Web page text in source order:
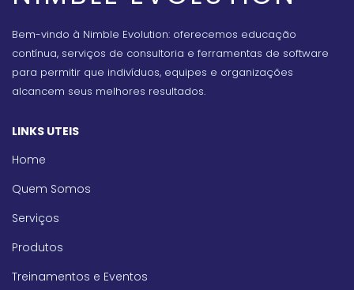
Bem-vindo à Nimble Evolution: oferecemos educação
contínua, serviços de consultoria e ferramentas de software
para permitir que indivíduos, equipes e organizações
alcancem seus melhores resultados.
LINKS UTEIS
Home
Quem Somos
Serviços
Produtos
Treinamentos e Eventos